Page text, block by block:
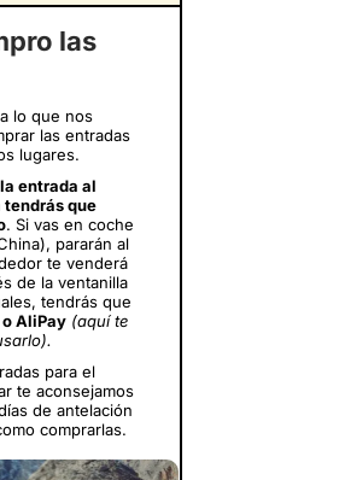
las
lo que nos
las entradas
lugares.
la entrada al
que
. Si vas en coche
pararán al
te venderá
de la ventanilla
tendrás que
AliPay (aquí te
para el
te aconsejamos
de antelación
comprarlas.